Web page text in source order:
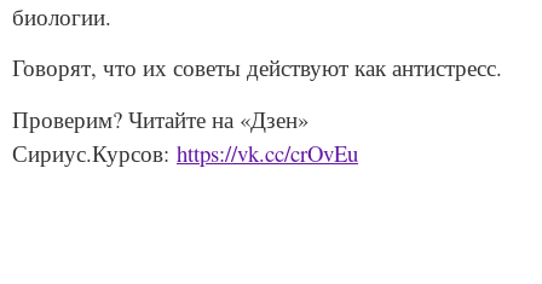
биологии.
Говорят, что их советы действуют как антистресс.
Проверим? Читайте на «Дзен»
Сириус.Курсов: https://vk.cc/crOvEu
Задайте нам вопрос